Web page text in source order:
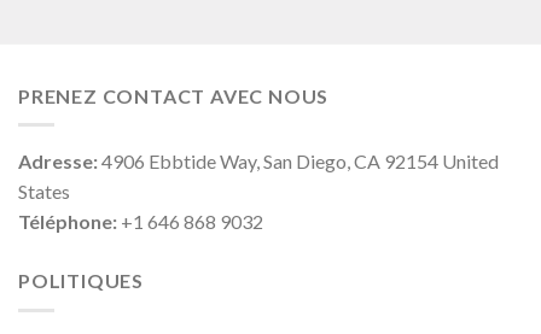
PRENEZ CONTACT AVEC NOUS
Adresse:4906 Ebbtide Way, San Diego, CA 92154 United
States
Téléphone: +1 646 868 9032
POLITIQUES